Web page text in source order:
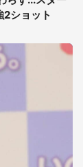
ショット